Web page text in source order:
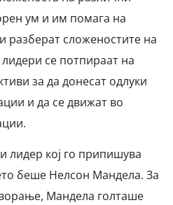
ум и им помага на
разберат сложеностите на
се потпираат на
за да донесат одлуки
и да се движат во
лидер кој го припишува
беше Нелсон Мандела. За
Мандела голташе